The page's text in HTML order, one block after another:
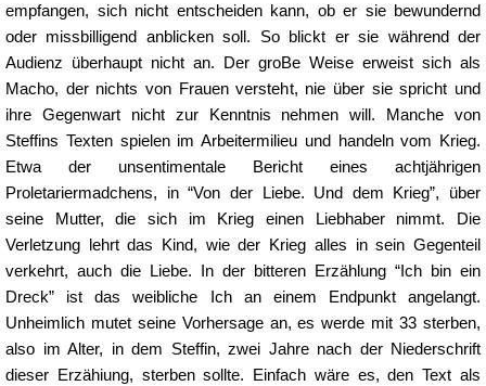
empfangen, sich nicht entscheiden kann, ob er sie bewundernd
oder missbilligend anblicken soll. So blickt er sie während der
Audienz überhaupt nicht an. Der groBe Weise erweist sich als
Macho, der nichts von Frauen versteht, nie über sie spricht und
ihre Gegenwart nicht zur Kenntnis nehmen will. Manche von
Steffins Texten spielen im Arbeitermilieu und handeln vom Krieg.
Etwa der unsentimentale Bericht eines achtjährigen
Proletariermadchens, in “Von der Liebe. Und dem Krieg”, über
seine Mutter, die sich im Krieg einen Liebhaber nimmt. Die
Verletzung lehrt das Kind, wie der Krieg alles in sein Gegenteil
verkehrt, auch die Liebe. In der bitteren Erzählung “Ich bin ein
Dreck” ist das weibliche Ich an einem Endpunkt angelangt.
Unheimlich mutet seine Vorhersage an, es werde mit 33 sterben,
also im Alter, in dem Steffin, zwei Jahre nach der Niederschrift
dieser Erzähiung, sterben sollte. Einfach wäre es, den Text als